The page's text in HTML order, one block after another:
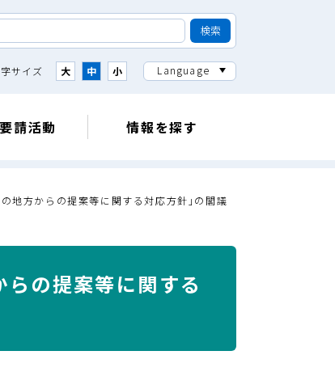
サイズ 大 中 小 Language
請活動 情報を探す
地方からの提案等に関する対応方針｣の閣議
の提案等に関する